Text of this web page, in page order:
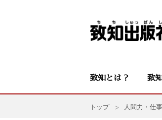
致知とは？ 致
トップ 人間力・仕